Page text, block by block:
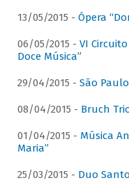
13/05/2015 - Ópera
06/05/2015 - VI
Doce Música”
29/04/2015 - São
08/04/2015 - Bruch
01/04/2015 - Música
Maria”
25/03/2015 - Duo